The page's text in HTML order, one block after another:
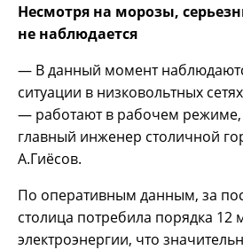
Несмотря на морозы,
не наблюдается
— В данный момент
ситуации в низковольтных
— работают в рабочем
главный инженер столичной
А.Гиёсов.
По оперативным данным, за
столица потребила порядка 12
электроэнергии, что